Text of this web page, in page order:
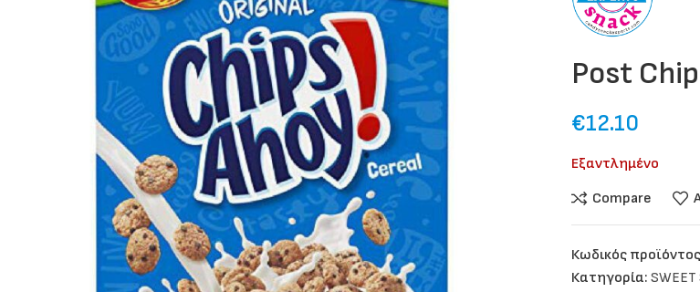
Post
€12.10
Εξαντλημένο
Compare
Κωδικός
Κατηγορία: SWEET